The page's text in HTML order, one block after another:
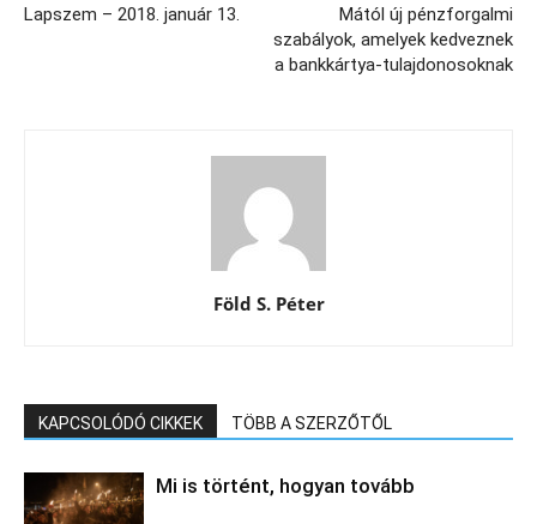
Lapszem – 2018. január 13.
Mától új pénzforgalmi
szabályok, amelyek kedveznek
a bankkártya-tulajdonosoknak
Föld S. Péter
KAPCSOLÓDÓ CIKKEK TÖBB A SZERZŐTŐL
Mi is történt, hogyan tovább